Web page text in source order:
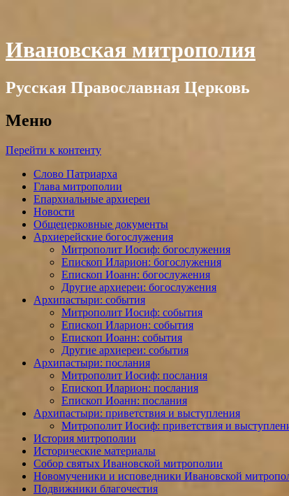
Ивановская митрополия
Русская Православная Церковь
Меню
Перейти к контенту
Слово Патриарха
Глава митрополии
Епархиальные архиереи
Новости
Общецерковные документы
Архиерейские богослужения
Митрополит Иосиф: богослужения
Епископ Иларион: богослужения
Епископ Иоанн: богослужения
Другие архиереи: богослужения
Архипастыри: события
Митрополит Иосиф: события
Епископ Иларион: события
Епископ Иоанн: события
Другие архиереи: события
Архипастыри: послания
Митрополит Иосиф: послания
Епископ Иларион: послания
Епископ Иоанн: послания
Архипастыри: приветствия и выступления
Митрополит Иосиф: приветствия и
История митрополии
Исторические материалы
Собор святых Ивановской митрополии
Новомученики и исповедники Ивановской
Подвижники благочестия